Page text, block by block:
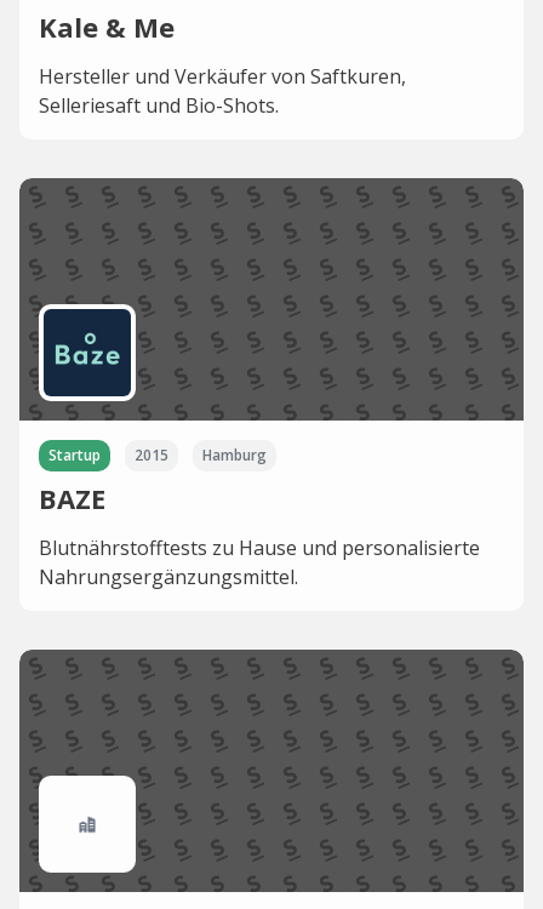
Kale & Me
Hersteller und Verkäufer von Saftkuren,
Selleriesaft und Bio-Shots.
Startup 2015 Hamburg
BAZE
Blutnährstofftests zu Hause und personalisierte
Nahrungsergänzungsmittel.